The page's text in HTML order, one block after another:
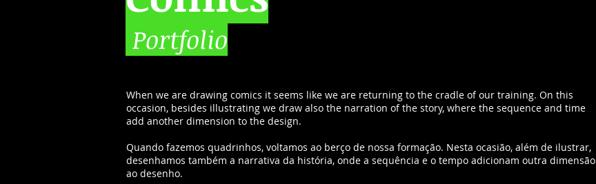
Portfolio
When we are drawing comics it seems like we are returning to the cradle of our training. On this
occasion, besides illustrating we draw also the narration of the story, where the sequence and time
add another dimension to the design.
Quando fazemos quadrinhos, voltamos ao berço de nossa formação. Nesta ocasião, além de ilustrar,
desenhamos também a narrativa da história, onde a sequência e o tempo adicionam outra dimensão
ao desenho.